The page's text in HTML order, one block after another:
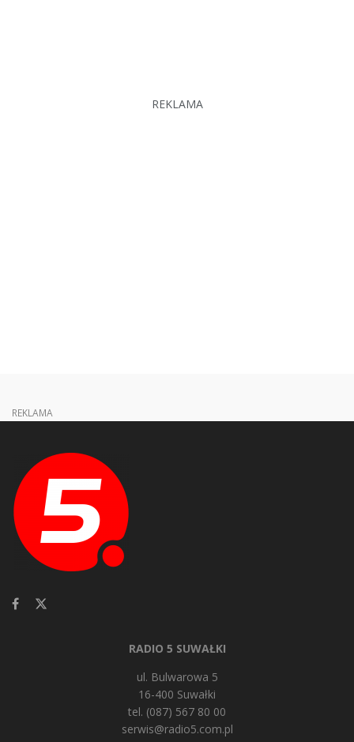
REKLAMA
REKLAMA
RADIO 5 SUWAŁKI
ul. Bulwarowa 5
16-400 Suwałki
tel. (087) 567 80 00
serwis@radio5.com.pl